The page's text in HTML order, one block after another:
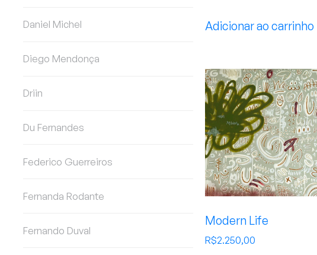
Daniel Michel
Diego Mendonça
Driin
Du Fernandes
Federico Guerreiros
Fernanda Rodante
Fernando Duval
Adicionar ao carrinho
Modern Life
R$2.250,00